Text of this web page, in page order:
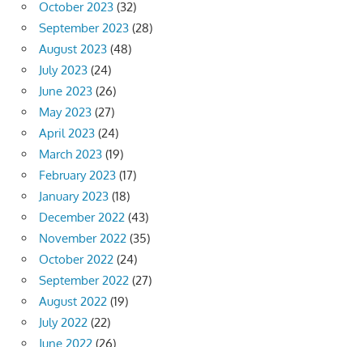
October 2023 (32)
September 2023 (28)
August 2023 (48)
July 2023 (24)
June 2023 (26)
May 2023 (27)
April 2023 (24)
March 2023 (19)
February 2023 (17)
January 2023 (18)
December 2022 (43)
November 2022 (35)
October 2022 (24)
September 2022 (27)
August 2022 (19)
July 2022 (22)
June 2022 (26)